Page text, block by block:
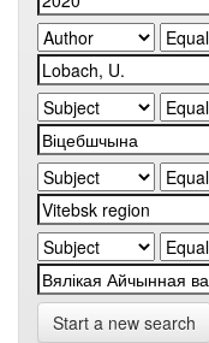
Start a new search